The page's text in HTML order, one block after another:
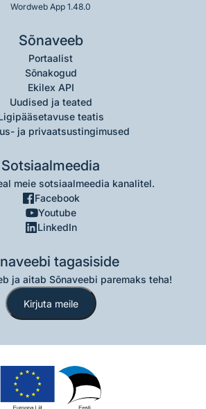
Wordweb App 1.48.0
Sõnaveeb
Portaalist
Sõnakogud
Ekilex API
Uudised ja teated
teatis
ja privaatsustingimused
Sotsiaalmeedia
meie sotsiaalmeedia kanalitel.
Facebook
Youtube
LinkedIn
tagasiside
ja aitab Sõnaveebi paremaks teha!
Kirjuta meile